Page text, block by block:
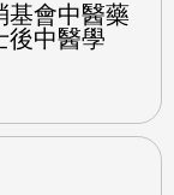
基會中醫藥
後中醫學